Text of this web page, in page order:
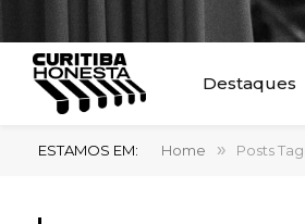
Destaques
ESTAMOS EM: Home » Posts